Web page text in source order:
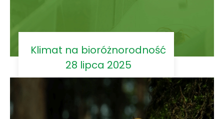
Klimat na bioróżnorodność
28 lipca 2025